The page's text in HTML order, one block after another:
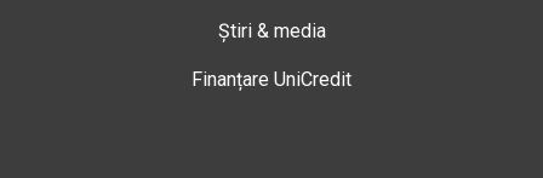
Știri & media
Finanțare UniCredit